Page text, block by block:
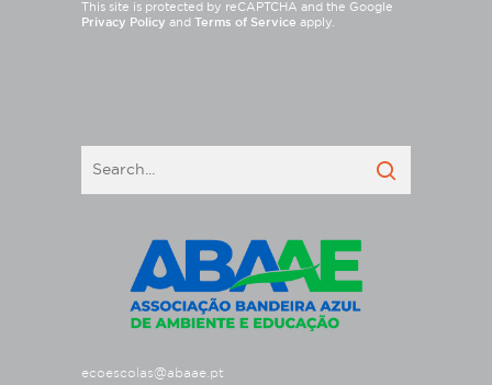
This site is protected by reCAPTCHA and the Google
Privacy Policy and Terms of Service apply.
ecoescolas@abaae.pt